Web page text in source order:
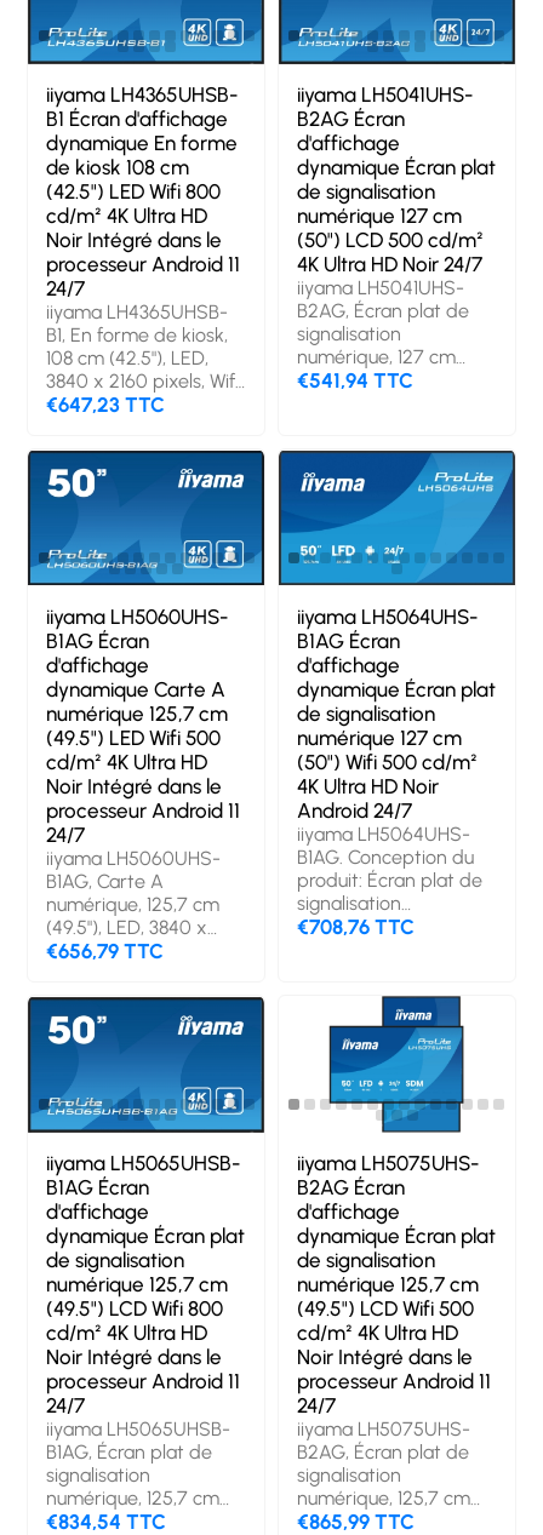
500 cd/m², Type HD:
4K Ultra HD. Wifi.
horaires de service
(heures/jours): 24/7.
Système d'exploitation
installé: Android.
Couleur du produit:
Noir
iiyama LH4365UHSB-
B1 Écran d'affichage
dynamique En forme
de kiosk 108 cm
(42.5") LED Wifi 800
cd/m² 4K Ultra HD
Noir Intégré dans le
processeur Android 11
24/7
iiyama LH4365UHSB-
B1, En forme de kiosk,
108 cm (42.5"), LED,
3840 x 2160 pixels, Wifi,
24/7
€647,23 TTC
iiyama LH5041UHS-
B2AG Écran
d'affichage
dynamique Écran plat
de signalisation
numérique 127 cm
(50") LCD 500 cd/m²
4K Ultra HD Noir 24/7
iiyama LH5041UHS-
B2AG, Écran plat de
signalisation
numérique, 127 cm
(50"), LCD, 3840 x 2160
€541,94 TTC
iiyama LH5060UHS-
B1AG Écran
d'affichage
dynamique Carte A
numérique 125,7 cm
(49.5") LED Wifi 500
cd/m² 4K Ultra HD
Noir Intégré dans le
processeur Android 11
24/7
iiyama LH5060UHS-
B1AG, Carte A
numérique, 125,7 cm
(49.5"), LED, 3840 x
2160 pixels, Wifi, 24/7
€656,79 TTC
iiyama LH5064UHS-
B1AG Écran
d'affichage
dynamique Écran plat
de signalisation
numérique 127 cm
(50") Wifi 500 cd/m²
4K Ultra HD Noir
Android 24/7
iiyama LH5064UHS-
B1AG. Conception du
produit: Écran plat de
signalisation
numérique. Taille de
3840 x 2160 pixels,
Luminosité de l'écran:
500 cd/m², Type HD:
4K Ultra HD. Wifi.
horaires de service
(heures/jours): 24/7.
Système d'exploitation
installé: Android.
Couleur du produit:
Noir
€708,76 TTC
iiyama LH5065UHSB-
B1AG Écran
d'affichage
dynamique Écran plat
de signalisation
numérique 125,7 cm
(49.5") LCD Wifi 800
cd/m² 4K Ultra HD
Noir Intégré dans le
processeur Android 11
24/7
iiyama LH5065UHSB-
B1AG, Écran plat de
signalisation
numérique, 125,7 cm
(49.5"), LCD, 3840 x
€834,54 TTC
iiyama LH5075UHS-
B2AG Écran
d'affichage
dynamique Écran plat
de signalisation
numérique 125,7 cm
(49.5") LCD Wifi 500
cd/m² 4K Ultra HD
Noir Intégré dans le
processeur Android 11
24/7
iiyama LH5075UHS-
B2AG, Écran plat de
signalisation
numérique, 125,7 cm
(49.5"), LCD, 3840 x
€865,99 TTC